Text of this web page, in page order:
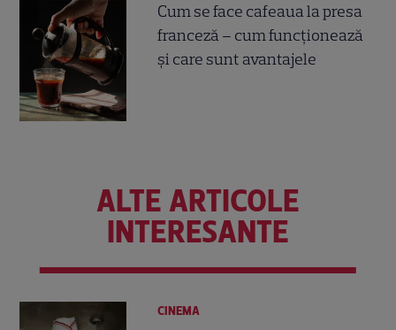
Cum se face cafeaua la presa
franceză – cum funcționează
și care sunt avantajele
ALTE ARTICOLE
INTERESANTE
CINEMA